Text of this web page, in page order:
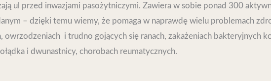
ul przed inwazjami pasożytniczymi. Zawiera w sobie ponad 300
– dzięki temu wiemy, że pomaga w naprawdę wielu problemach
owrzodzeniach i trudno gojących się ranach, zakażeniach bakteryjnych
i dwunastnicy, chorobach reumatycznych.